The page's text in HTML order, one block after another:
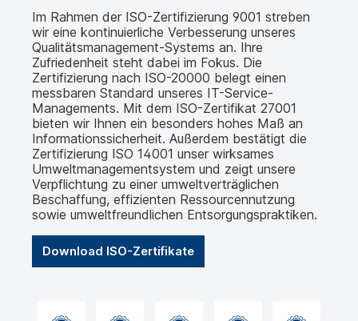
Im Rahmen der ISO-Zertifizierung 9001 streben
wir eine kontinuierliche Verbesserung unseres
Qualitätsmanagement-Systems an. Ihre
Zufriedenheit steht dabei im Fokus. Die
Zertifizierung nach ISO-20000 belegt einen
messbaren Standard unseres IT-Service-
Managements. Mit dem ISO-Zertifikat 27001
bieten wir Ihnen ein besonders hohes Maß an
Informationssicherheit. Außerdem bestätigt die
Zertifizierung ISO 14001 unser wirksames
Umweltmanagementsystem und zeigt unsere
Verpflichtung zu einer umweltverträglichen
Beschaffung, effizienten Ressourcennutzung
sowie umweltfreundlichen Entsorgungspraktiken.
Download ISO-Zertifikate